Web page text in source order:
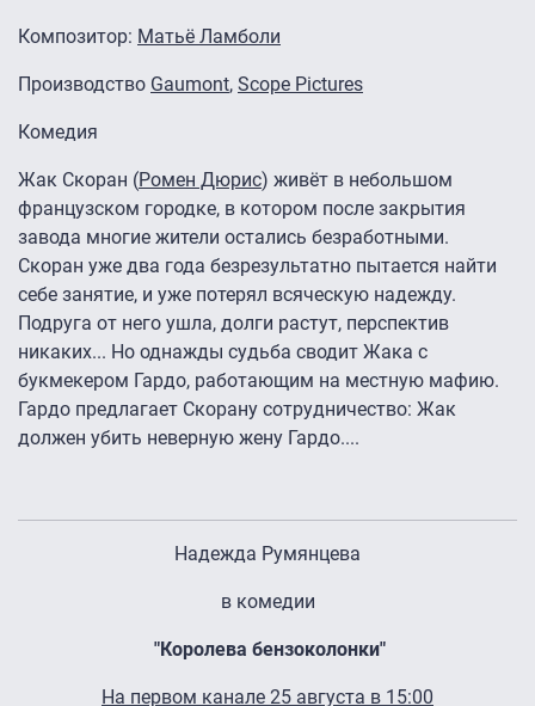
Композитоp: Матьё Ламболи
Производство Gaumont, Scope Pictures
Комедия
Жак Скоран (Ромен Дюрис) живёт в небольшом
французском городке, в котором после закрытия
завода многие жители остались безработными.
Скоран уже два года безрезультатно пытается найти
себе занятие, и уже потерял всяческую надежду.
Подруга от него ушла, долги растут, перспектив
никаких... Но однажды судьба сводит Жака с
букмекером Гардо, работающим на местную мафию.
Гардо предлагает Скорану сотрудничество: Жак
должен убить неверную жену Гардо....
Надежда Румянцева
в комедии
"Королева бензоколонки"
На первом канале 25 августа в 15:00